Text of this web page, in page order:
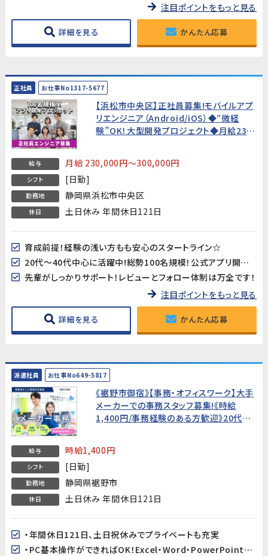
注目ポイントをもっと見る
詳細を見る かんたん応募
正社員 お仕事No1317-5677
【浜松市中央区】正社員募集!モバイルアプ
リエンジニア（Android/iOS）◆”微経
験”OK！大型開発プロジェクト◆月給23万
給与 月給 230,000円～300,000円
シフト [日勤]
勤務地 静岡県浜松市中央区
休日 土日休み 年間休日121日
育成前提！経験の浅い方もも安心のスタートライン☆
20代～40代中心に活躍中!総勢100名規模！公式アプリ開発のダイナミックな現場に飛び込もう♪
先輩がしっかりサポート！レビューとフォロー体制は万全です！
注目ポイントをもっと見る
詳細を見る かんたん応募
派遣社員 お仕事No649-5817
《裾野市御宿》【事務・オフィスワーク】大手
メーカーでの事務スタッフ募集!《時給
1,400円/事務経験のある方歓迎》20代～
給与 時給1,400円
シフト [日勤]
勤務地 静岡県裾野市
休日 土日休み 年間休日121日
・年間休日121日、土日祝休みでプライベートも充実
・PC基本操作ができればOK！Excel・Word・PowerPoint経験を活かせます